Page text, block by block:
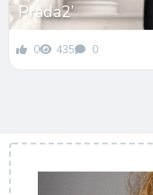
Prada2’
0 435 0